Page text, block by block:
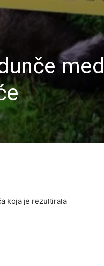
koja je rezultirala